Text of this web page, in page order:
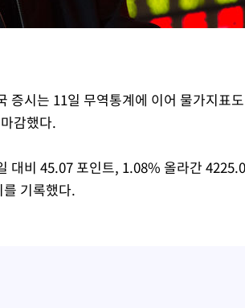
증시는 11일 무역통계에 이어 물가지표
감했다.
대비 45.07 포인트, 1.08% 올라간
기록했다.